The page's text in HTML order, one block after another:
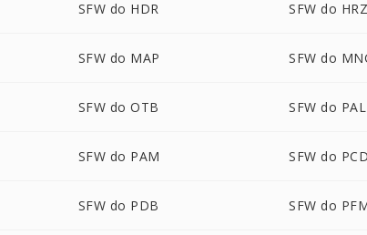
SFW do HDR SFW do
SFW do MAP SFW do
SFW do OTB SFW do PAL
SFW do PAM SFW do
SFW do PDB SFW do